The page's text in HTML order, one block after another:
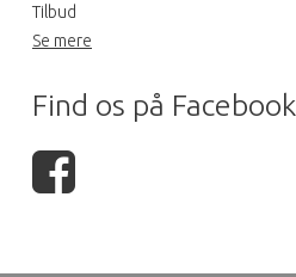
Tilbud
Se mere
Find os på Facebook